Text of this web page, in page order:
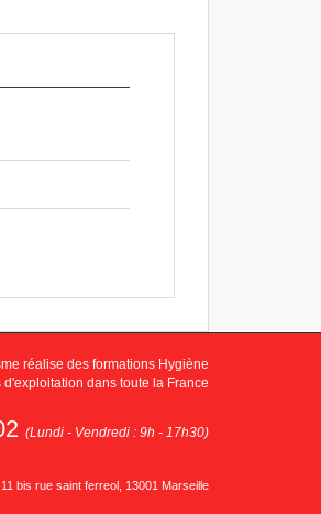
réalise des formations Hygiène
dans toute la France
(Lundi - Vendredi : 9h - 17h30)
11 bis rue saint ferreol, 13001 Marseille